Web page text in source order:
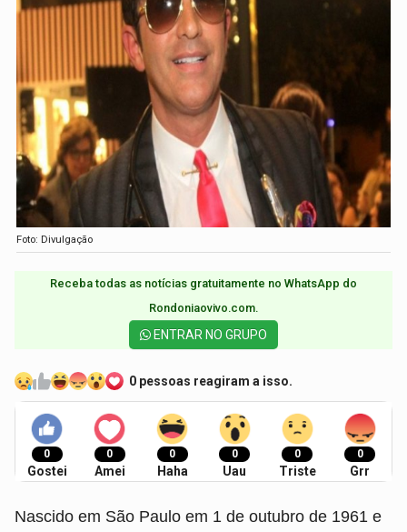
Foto: Divulgação
Receba todas as notícias gratuitamente no WhatsApp do
Rondoniaovivo.com.​
ENTRAR NO GRUPO
0 pessoas reagiram a isso.
0
Gostei
0
Amei
0
Haha
0
Uau
0
Triste
0
Grr
Nascido em São Paulo em 1 de outubro de 1961 e